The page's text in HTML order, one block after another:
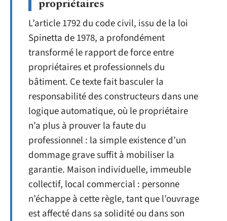
propriétaires
L’article 1792 du code civil, issu de la loi
Spinetta de 1978, a profondément
transformé le rapport de force entre
propriétaires et professionnels du
bâtiment. Ce texte fait basculer la
responsabilité des constructeurs dans une
logique automatique, où le propriétaire
n’a plus à prouver la faute du
professionnel : la simple existence d’un
dommage grave suffit à mobiliser la
garantie. Maison individuelle, immeuble
collectif, local commercial : personne
n’échappe à cette règle, tant que l’ouvrage
est affecté dans sa solidité ou dans son